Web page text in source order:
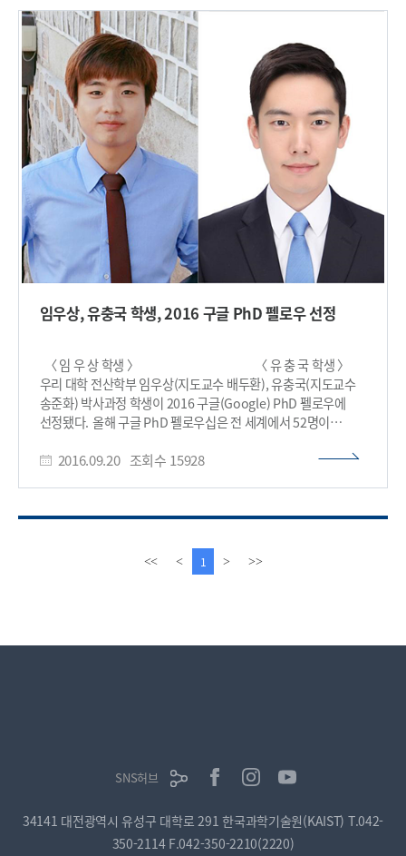
연수중에 있다. 중국 서부 내륙 8개 지역에서 모집하는 학생 수
또한 CLKIP 프로그램이 입소문을 타면서 학부과정은 지난
2015년 66명에서 2016년 172명, 2017년 200명으로 불과 3년
새 학과개설 당시인 2015년 대비 3배 이상 늘어 모집정원을 모두
채웠다. 또 올 가을학기에는 CLKIP 프로그램 학부 재학생 중
7명의 교환학생과 5명의 복수학위과정 학생을 뽑았는데 선발된
학생들은 현재 우리대학에서 공부중이다. 이 학생들은 한
학기부터 최대 1년간 교육을 받을 예정이다. 한-중 산업단지가
있는 충칭(중경)시 소재 양강신구에 설치, 운영되고 있는 CLKIP
프로그램은 단순히 국제 교육협력 프로그램 이라는 이상의
의미를 지닌다. 특히 양강신구내 한·중 산업단지에 입주한
현대자동차, SK하이닉스, LG화학, 한국타이어 등 국내기업과
연구개발 및 기술지원 등 상호협력을 통해 이들 기업을 지원하되
이 기업들은 앞으로 KAIST 졸업생의 중국 진출을 위한 교두보가
될 것으로 우리대학은 기대하고 있다. 신성철 총장은 “CLKIP의
성공은 첨단 기술과 학습자 중심의 미래 인재양성을 위한
우리대학의 교육 프로그램이 중국은 물론 세계에서도 통할 수
혁신적인 교육시스템의 해외수출에도 적극 노력할 것”이라고
말했다. 신 총장은 또 “내년(2018년)을 목표로 KAIST-
중경이공대 공동연구소 설립을 추진 중인데 설립이 끝나면
우리대학 첨단기술의 중국시장 진출을 위한 기반을 확보하게
첨단기술을 전수하는 등 기술사업화의 적극적인 추진을 통해
장학금, 구글 각 분야 전문가 멘토들과 일대일 연구 토의 및
피드백 등의 혜택을 제공한다. 오상은 학생은 여러 종류의 스마트
기기가 손쉽게 상호작용할 수 있는 모바일 시스템에 관한 연구
성과를 인정받아 모바일 컴퓨팅 (Mobile Computing) 분야에서
펠로우로 선정됐다. 박사 과정 동안 스마트 기기들 간 로그인,
결제, 센서 등 다양한 기능들을 쉽게 공유할 수 있는 모바일
플랫폼 기술을 개발해 이전 모바일 플랫폼에서는 쉽게 제공할 수
없었던 여러 사용자 경험들을 만들었다. 이러한 기능 공유를 통해
사용자는 다양하고 편리하게 여러 스마트 기기들을 활용할 수
있을 것으로 기대된다. 이 연구는 지난 6월 21일 미국에서 열린
모바일 컴퓨팅 분야 국제 학술대회인 국제컴퓨터학회(ACM)
MobiSys에 발표됐다. 오상은 학생은 “아낌없는 가르침을 주신
지도교수님과 많은 도움을 주신 전산학부 교수님들, 연구실
동료들에게 감사하다”며 “연구에 정진해 사회에 보답하겠다”고
말했다. 신인식 교수는 “오상은 학생의 수상은 개인의 기쁨을
성장하리라 기대하며 또한 믿고 있다”고 말했다.​
임우상, 유충국 학생, 2016 구글 PhD 펠로우 선정
우리 대학 전산학부 임우상(지도교수 배두환), 유충국(지도교수
송준화) 박사과정 학생이 2016 구글(Google) PhD 펠로우에
선정됐다. 올해 구글 PhD 펠로우십은 전 세계에서 52명이
대학 학생만이 구글 펠로우에 선정됐다. 구글 PhD 펠로우십은
시작된 이 장학 프로그램은 선정된 학생들에게 1만 달러의
피드백 등의 혜택을 제공한다. 임우상 학생은 대규모 행렬
(Large-scale Matrix)의 효율적이고 정확한 분해에 관한 연구
창의적인 데이터 압축 방법을 제안했고, 이에 기반한 대규모 PSD
여름학교 (MLSS) 우수 연구 발표자 선정, 국제 기계학습 협회
(IMLS) 에서 장학금 수상 및 우수 국제 학회들에 논문을
모바일 센서를 활용한 독창적인 서비스 및 지원 시스템에 관한
연구 성과를 인정받아 모바일 컴퓨팅(Mobile Computing)
2016.09.20 조회수 15928
<< <이
전
1 > >>
SNS허브
34141 대전광역시 유성구 대학로 291 한국과학기술원(KAIST) T.042-
350-2114 F.042-350-2210(2220)